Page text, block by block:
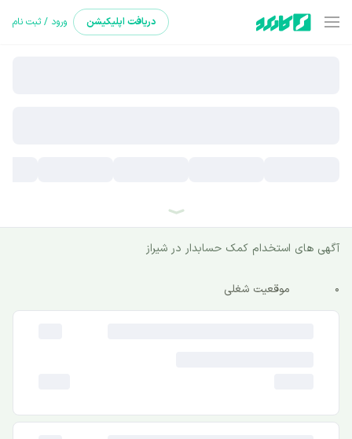
دریافت اپلیکیشن ورود / ثبت نام
آگهی های استخدام کمک حسابدار در شیراز
0 موقعیت شغلی